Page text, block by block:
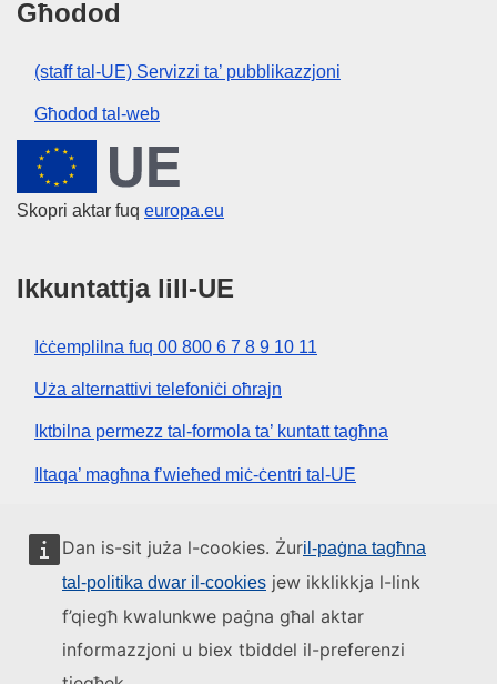
Dan is-sit juża l-cookies. Żuril-paġna tagħna
tal-politika dwar il-cookies jew ikklikkja l-link
f’qiegħ kwalunkwe paġna għal aktar
informazzjoni u biex tbiddel il-preferenzi
Għodod
(staff tal-UE) Servizzi ta’ pubblikazzjoni
Għodod tal-web
Unjoni Ewropea
Skopri aktar fuq europa.eu
Ikkuntattja lill-UE
Iċċemplilna fuq 00 800 6 7 8 9 10 11
Uża alternattivi telefoniċi oħrajn
Iktbilna permezz tal-formola ta’ kuntatt tagħna
Iltaqa’ magħna f’wieħed miċ-ċentri tal-UE
Media soċjali
L-istituzzjonijiet u l-korpi tal-UE